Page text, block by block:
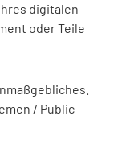
digitalen
oder Teile
/ Public